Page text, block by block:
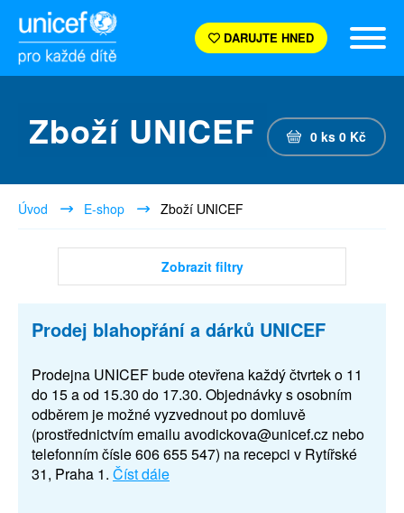
DARUJTE HNED
Zboží UNICEF 0 ks 0 Kč
Úvod E-shop Zboží UNICEF
Zobrazit filtry
Prodej blahopřání a dárků UNICEF
Prodejna UNICEF bude otevřena každý čtvrtek o 11
do 15 a od 15.30 do 17.30. Objednávky s osobním
odběrem je možné vyzvednout po domluvě
(prostřednictvím emailu avodickova@unicef.cz nebo
telefonním čísle 606 655 547) na recepci v Rytířské
31, Praha 1. Číst dále